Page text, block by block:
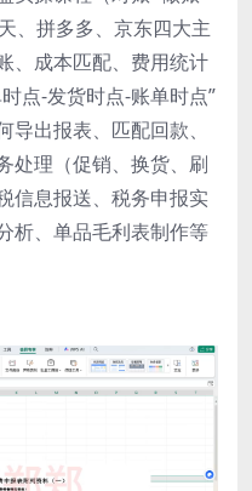
、拼多多、京东四大主
、成本匹配、费用统计
点-发货时点-账单时点”
出报表、匹配回款、
处理（促销、换货、刷
信息报送、税务申报实
析、单品毛利表制作等